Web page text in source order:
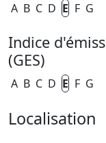
A B C D E F G
Indice
(GES)
A B C D E F G
Localisation